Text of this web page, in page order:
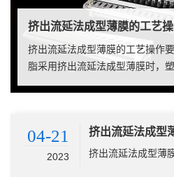
挤出流延法成型薄膜的工艺
挤出流延法成型薄膜的工艺操作
脂采用挤出流延法成型薄膜时，
04-21
2023
挤出流延法成型